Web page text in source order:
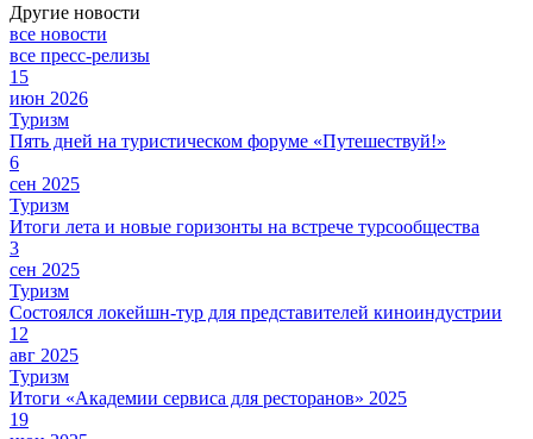
Другие новости
все новости
все пресс-релизы
15
июн 2026
Туризм
Пять дней на туристическом форуме «Путешествуй!»
6
сен 2025
Туризм
Итоги лета и новые горизонты на встрече турсообщества
3
сен 2025
Туризм
Состоялся локейшн-тур для представителей киноиндустрии
12
авг 2025
Туризм
Итоги «Академии сервиса для ресторанов» 2025
19